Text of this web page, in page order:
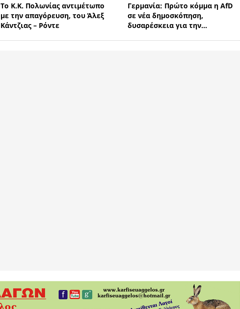
Το Κ.Κ. Πολωνίας αντιμέτωπο
με την απαγόρευση, του Άλεξ
Κάντζιας – Ρόντε
Γερμανία: Πρώτο κόμμα η AfD
σε νέα δημοσκόπηση,
δυσαρέσκεια για την...